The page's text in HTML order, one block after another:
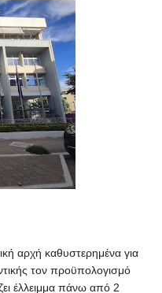
αρχή καθυστερημένα για
τον προϋπολογισμό
έλλειμμα πάνω από 2